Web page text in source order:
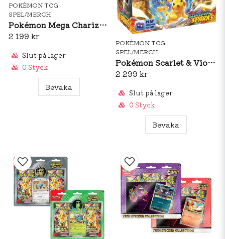
POKÉMON TCG
SPEL/MERCH
Pokémon Mega Charizard X Ex Ultra Premium Collection
2 199 kr
Slut på lager
0 Styck
Bevaka
POKÉMON TCG
SPEL/MERCH
Pokémon Scarlet & Violet 8: Surging Sparks Booster Box
2 299 kr
Slut på lager
0 Styck
Bevaka